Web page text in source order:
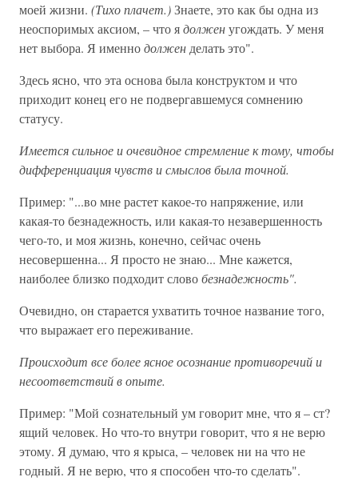
моей жизни. (Тихо плачет.)Знаете, это как бы одна из
неоспоримых аксиом, – что ядолженугождать. У меня
нет выбора. Я именнодолжен делать это".
Здесь ясно, что эта основа была конструктом и что
приходит конец его не подвергавшемуся сомнению
статусу.
Имеется сильное и очевидное стремление к тому, чтобы
дифференциация чувств и смыслов была точной.
Пример: "...во мне растет какое-то напряжение, или
какая-то безнадежность, или какая-то незавершенность
чего-то, и моя жизнь, конечно, сейчас очень
несовершенна... Я просто не знаю... Мне кажется,
наиболее близко подходит словобезнадежность".
Очевидно, он старается ухватить точное название того,
что выражает его переживание.
Происходит все более ясное осознание противоречий и
несоответствий в опыте.
Пример: "Мой сознательный ум говорит мне, что я – ст?
ящий человек. Но что-то внутри говорит, что я не верю
этому. Я думаю, что я крыса, – человек ни на что не
годный. Я не верю, что я способен что-то сделать".